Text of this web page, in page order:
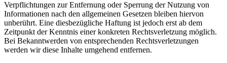
Verpflichtungen zur Entfernung oder Sperrung der Nutzung von
Informationen nach den allgemeinen Gesetzen bleiben hiervon
unberührt. Eine diesbezügliche Haftung ist jedoch erst ab dem
Zeitpunkt der Kenntnis einer konkreten Rechtsverletzung möglich.
Bei Bekanntwerden von entsprechenden Rechtsverletzungen
werden wir diese Inhalte umgehend entfernen.